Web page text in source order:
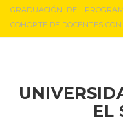
GRADUACIÓN DEL
COHORTE DE DOCENTES
EL